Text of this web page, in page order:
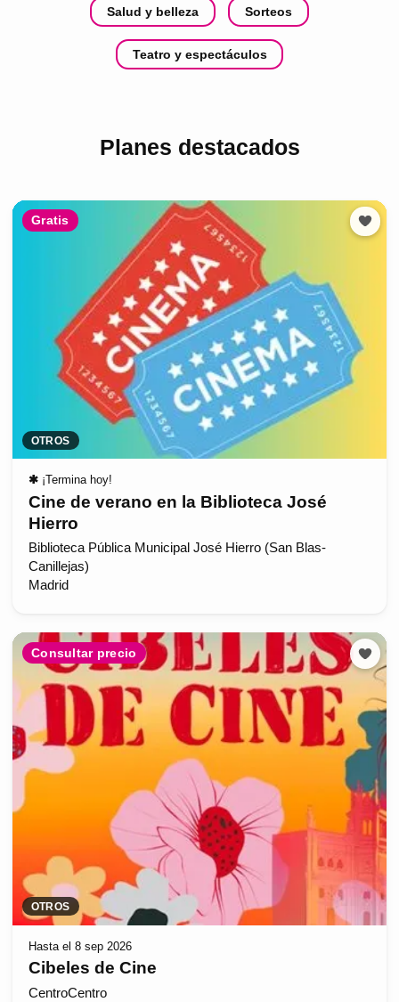
Salud y belleza Sorteos
Teatro y espectáculos
Planes destacados
Gratis
OTROS
✱ ¡Termina hoy!
Cine de verano en la Biblioteca José
Hierro
Biblioteca Pública Municipal José Hierro (San Blas-
Canillejas)
Madrid
Consultar precio
OTROS
Hasta el 8 sep 2026
Cibeles de Cine
CentroCentro